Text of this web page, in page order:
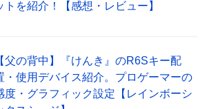
トを紹介！【感想・レビュー】
【父の背中】『けんき』のR6Sキー配
・使用デバイス紹介。プロゲーマーの
度・グラフィック設定【レインボーシ